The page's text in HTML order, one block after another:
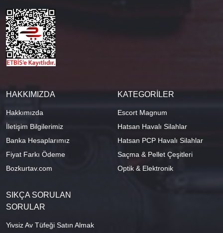
HAKKIMIZDA
Hakkımızda
İletişim Bilgilerimiz
Banka Hesaplarımız
Fiyat Farkı Ödeme
Bozkurtav.com
KATEGORİLER
Escort Magnum
Hatsan Havalı Silahlar
Hatsan PCP Havalı Silahlar
Saçma & Pellet Çeşitleri
Optik & Elektronik
SIKÇA SORULAN
SORULAR
Yivsiz Av Tüfeği Satın Almak